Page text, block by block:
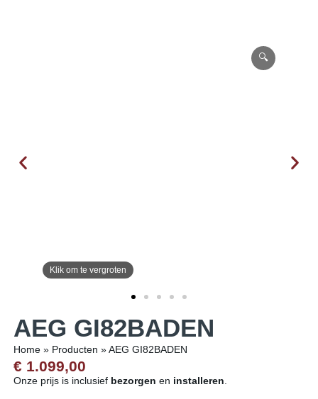
AEG GI82BADEN
Home» Producten »AEG GI82BADEN
€ 1.099,00
Onze prijs is inclusief bezorgen en installeren.